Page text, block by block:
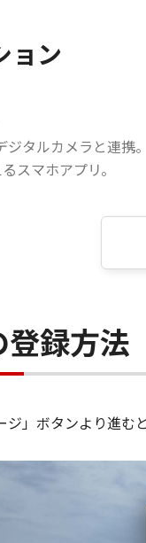
ョン
タルカメラと連携。
スマホアプリ。
録方法
ジ」ボタンより進む